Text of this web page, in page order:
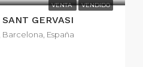
VENTA VENDIDO
GERVASI
Barcelona, España